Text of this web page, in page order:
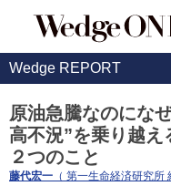
Wedge REPORT
原油急騰なのにな
高不況”を乗り越え
２つのこと
藤代宏一 （ 第一生命経済研究所